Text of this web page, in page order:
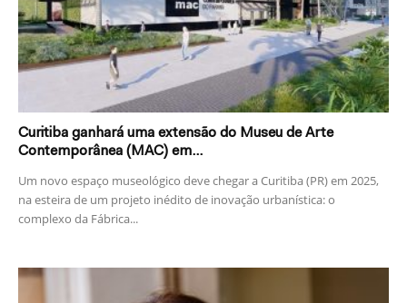
Curitiba ganhará uma extensão do Museu de Arte
Contemporânea (MAC) em...
Um novo espaço museológico deve chegar a Curitiba (PR) em 2025,
na esteira de um projeto inédito de inovação urbanística: o
complexo da Fábrica...